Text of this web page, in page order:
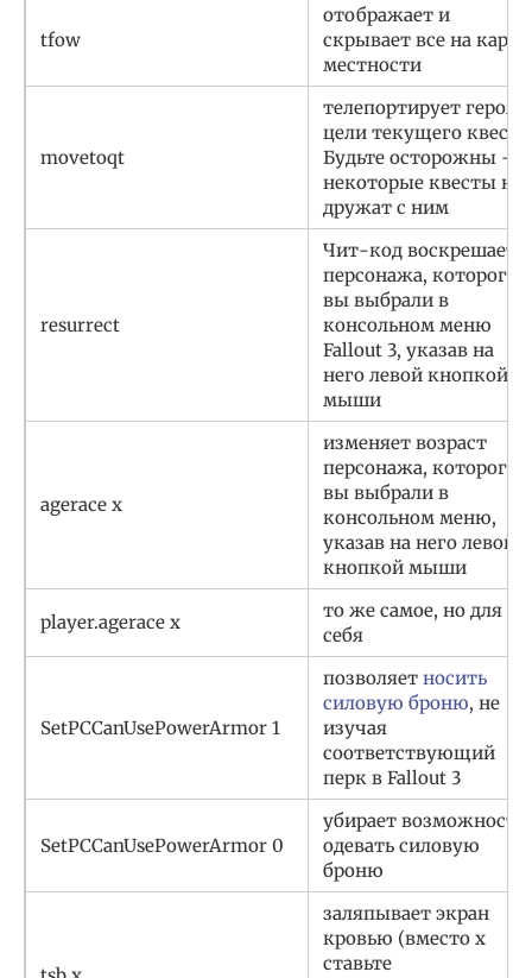
tfow
отображает и
скрывает все на карте
местности
movetoqt
телепортирует героя к
цели текущего квеста.
Будьте осторожны —
некоторые квесты не
дружат с ним
resurrect
Чит-код воскрешает
персонажа, которого
вы выбрали в
консольном меню
Fallout 3, указав на
него левой кнопкой
мыши
agerace х
изменяет возраст
персонажа, которого
вы выбрали в
консольном меню,
указав на него левой
кнопкой мыши
player.agerace х
то же самое, но для
себя
SetPCCanUsePowerArmor 1
позволяет носить
силовую броню, не
изучая
соответствующий
перк в Fallout 3
SetPCCanUsePowerArmor 0
убирает возможность
одевать силовую
броню
заляпывает экран
кровью (вместо х
ставьте